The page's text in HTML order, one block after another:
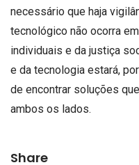
necessário que haja
tecnológico não ocorra
individuais e da justiça
e da tecnologia estará,
de encontrar soluções
ambos os lados.
Share